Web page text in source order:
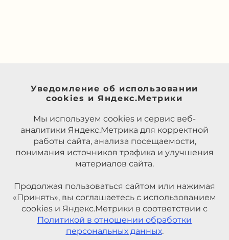
Уведомление об использовании
cookies и Яндекс.Метрики
Мы используем cookies и сервис веб-
аналитики Яндекс.Метрика для корректной
работы сайта, анализа посещаемости,
понимания источников трафика и улучшения
материалов сайта.
Продолжая пользоваться сайтом или нажимая
«Принять», вы соглашаетесь с использованием
cookies и Яндекс.Метрики в соответствии с
Политикой в отношении обработки
персональных данных.